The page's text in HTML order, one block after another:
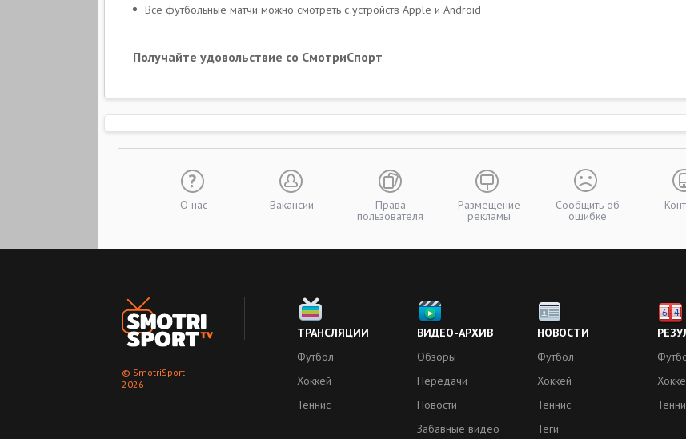
Все футбольные матчи можно смотреть с устройств Apple и Android
Получайте удовольствие со СмотриСпорт
О нас Вакансии Права
пользователя
Размещение
рекламы
Сообщить об
ошибке
© SmotriSport
2026
ТРАНСЛЯЦИИ
Футбол
Хоккей
Теннис
ВИДЕО-АРХИВ
Обзоры
Передачи
Новости
Забавные видео
НОВОСТИ
Футбол
Хоккей
Теннис
Теги